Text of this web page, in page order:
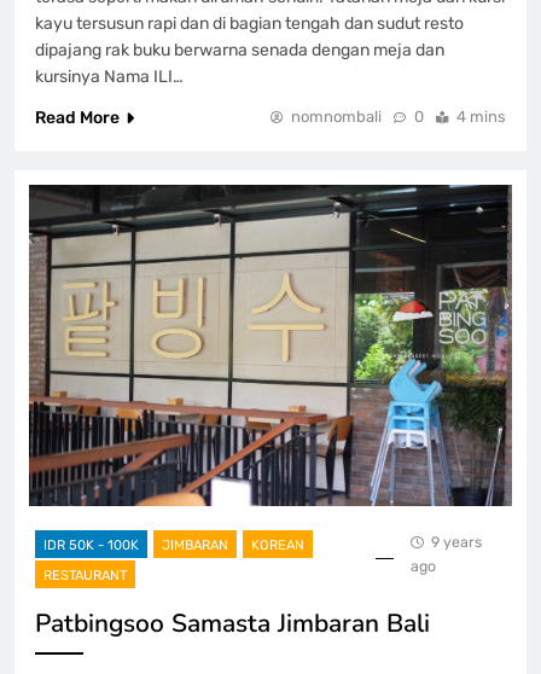
kayu tersusun rapi dan di bagian tengah dan sudut resto
dipajang rak buku berwarna senada dengan meja dan
kursinya Nama ILI…
Read More
nomnombali 0 4 mins
IDR 50K - 100K JIMBARAN
KOREAN
RESTAURANT
9 years
ago
Patbingsoo Samasta Jimbaran Bali